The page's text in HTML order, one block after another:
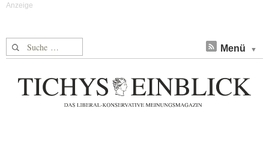
Suche nach: Menü